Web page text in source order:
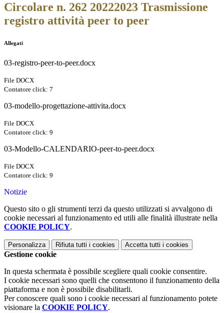
Circolare n. 262 20222023 Trasmissione
registro attività peer to peer
Allegati
03-registro-peer-to-peer.docx
File DOCX
Contatore click: 7
03-modello-progettazione-attivita.docx
File DOCX
Contatore click: 9
03-Modello-CALENDARIO-peer-to-peer.docx
File DOCX
Contatore click: 9
Notizie
Questo sito o gli strumenti terzi da questo utilizzati si avvalgono di
cookie necessari al funzionamento ed utili alle finalità illustrate nella
COOKIE POLICY.
Personalizza Rifiuta tutti i cookies Accetta tutti i cookies
Gestione cookie
In questa schermata è possibile scegliere quali cookie consentire.
I cookie necessari sono quelli che consentono il funzionamento della
piattaforma e non è possibile disabilitarli.
Per conoscere quali sono i cookie necessari al funzionamento potete
visionare la COOKIE POLICY.